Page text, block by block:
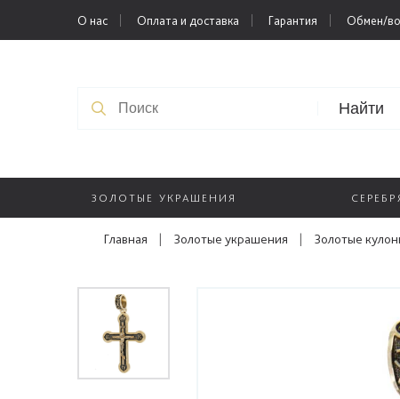
О нас Оплата и доставка Гарантия Обмен/
Найти
ЗОЛОТЫЕ УКРАШЕНИЯ
Главная | Золотые украшения | Золотые